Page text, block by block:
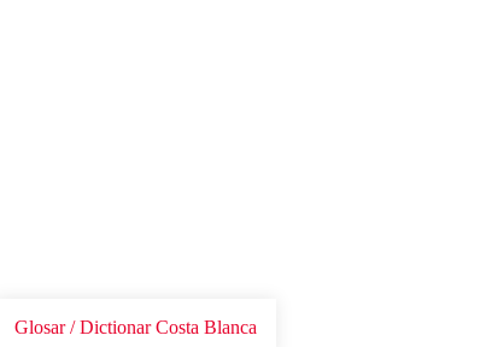
Glosar / Dictionar Costa Blanca